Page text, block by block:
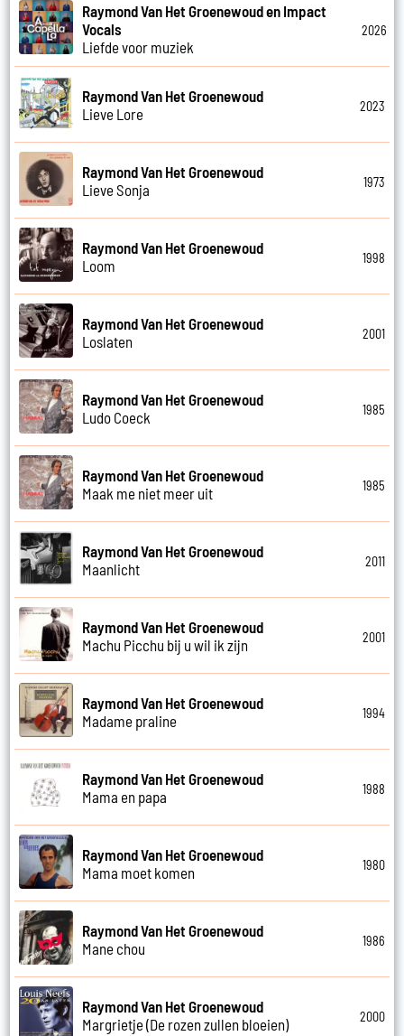
Raymond Van Het Groenewoud en Impact
Vocals
Liefde voor muziek
2026
Raymond Van Het Groenewoud
Lieve Lore
2023
Raymond Van Het Groenewoud
Lieve Sonja
1973
Raymond Van Het Groenewoud
Loom
1998
Raymond Van Het Groenewoud
Loslaten
2001
Raymond Van Het Groenewoud
Ludo Coeck
1985
Raymond Van Het Groenewoud
Maak me niet meer uit
1985
Raymond Van Het Groenewoud
Maanlicht
2011
Raymond Van Het Groenewoud
Machu Picchu bij u wil ik zijn
2001
Raymond Van Het Groenewoud
Madame praline
1994
Raymond Van Het Groenewoud
Mama en papa
1988
Raymond Van Het Groenewoud
Mama moet komen
1980
Raymond Van Het Groenewoud
Mane chou
1986
Raymond Van Het Groenewoud
Margrietje (De rozen zullen bloeien)
2000